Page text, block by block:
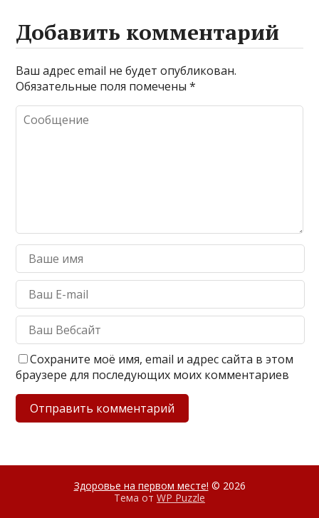
Добавить комментарий
Ваш адрес email не будет опубликован.
Обязательные поля помечены*
Сохраните моё имя, email и адрес сайта в этом
браузере для последующих моих комментариев
Здоровье на первом месте! © 2026
Тема от WP Puzzle